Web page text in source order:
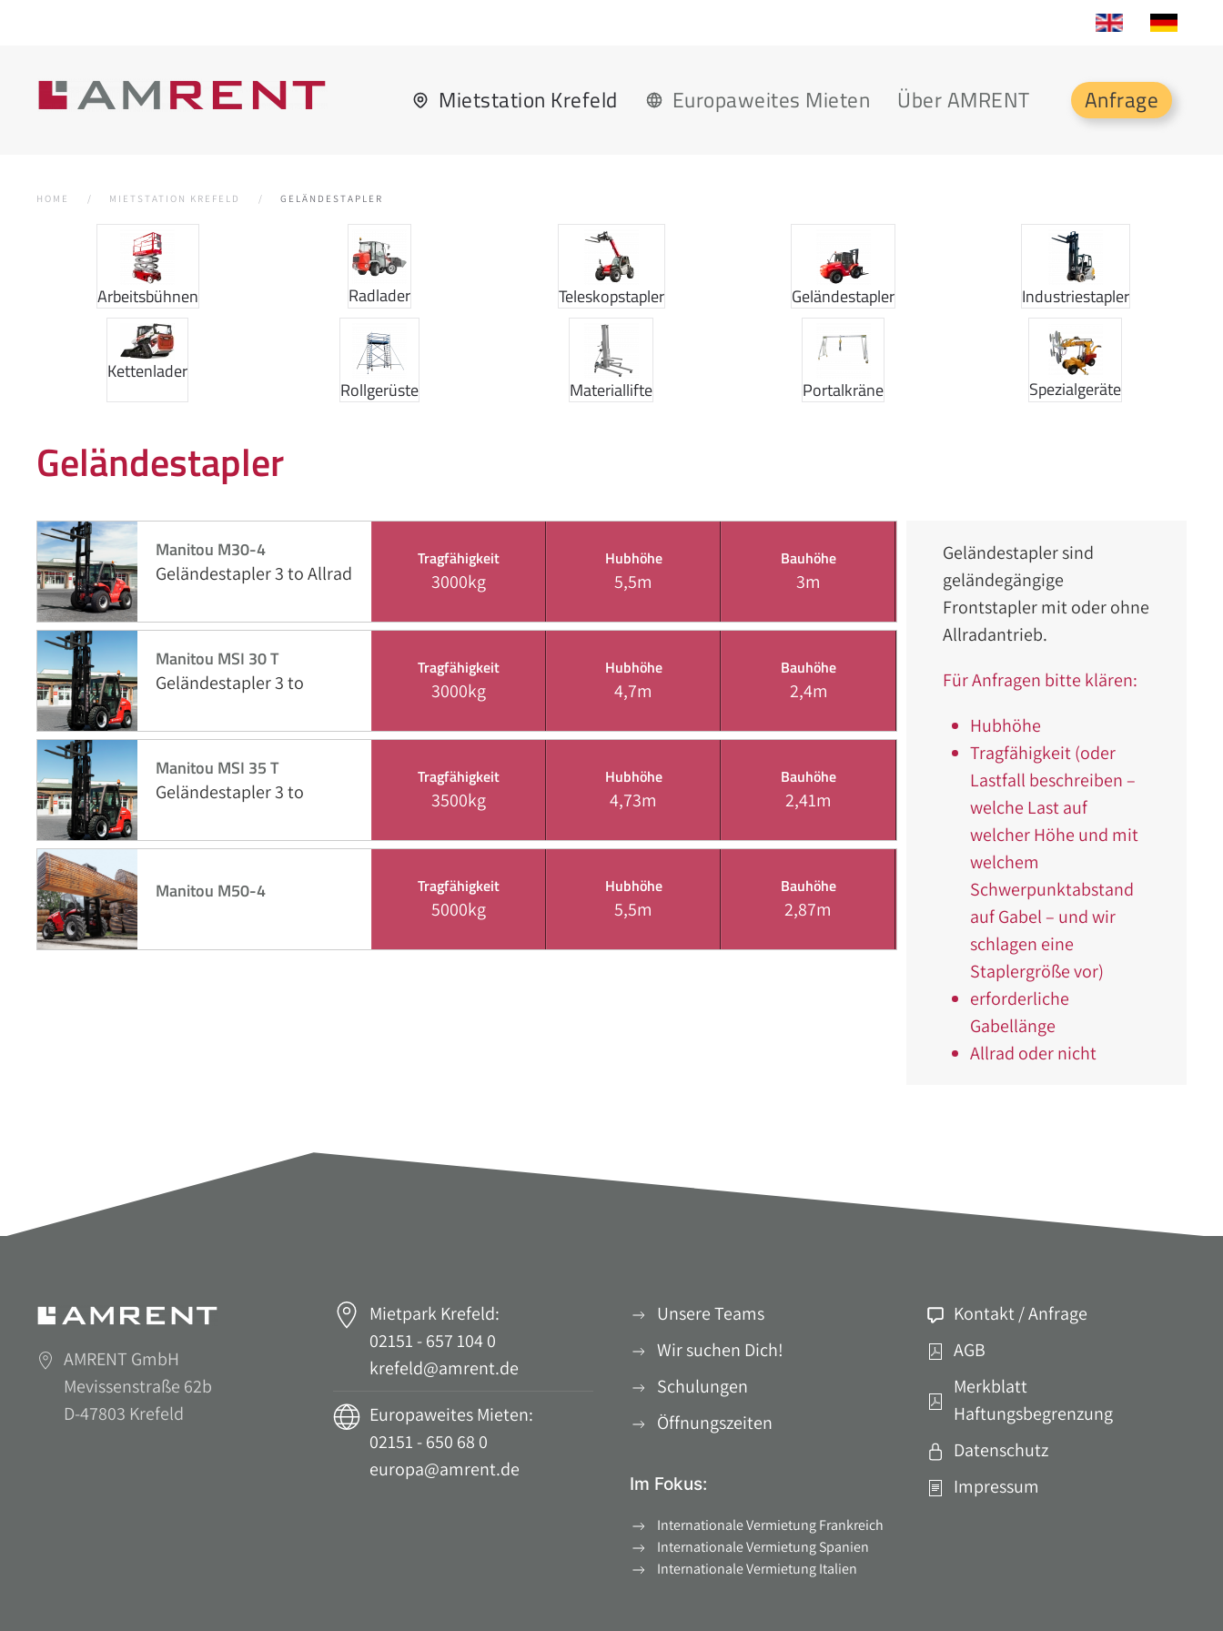
Mietstation Krefeld Europaweites Mieten Über AMRENT Anfrage
HOME MIETSTATION KREFELD GELÄNDESTAPLER
Arbeitsbühnen Radlader Teleskopstapler Geländestapler Industriestapler
Kettenlader
Rollgerüste Materiallifte Portalkräne Spezialgeräte
Geländestapler
Manitou M30-4
Geländestapler 3 to Allrad
Tragfähigkeit
3000kg
Hubhöhe
5,5m
Bauhöhe
3m
Manitou MSI 30 T
Geländestapler 3 to
Tragfähigkeit
3000kg
Hubhöhe
4,7m
Bauhöhe
2,4m
Manitou MSI 35 T
Geländestapler 3 to
Tragfähigkeit
3500kg
Hubhöhe
4,73m
Bauhöhe
2,41m
Manitou M50-4 Tragfähigkeit
5000kg
Hubhöhe
5,5m
Bauhöhe
2,87m
Geländestapler sind
geländegängige
Frontstapler mit oder ohne
Allradantrieb.
Für Anfragen bitte klären:
Hubhöhe
Tragfähigkeit (oder
Lastfall beschreiben –
welche Last auf
welcher Höhe und mit
welchem
Schwerpunktabstand
auf Gabel – und wir
schlagen eine
Staplergröße vor)
erforderliche
Gabellänge
Allrad oder nicht
AMRENT GmbH
Mevissenstraße 62b
D-47803 Krefeld
Mietpark Krefeld:
02151 - 657 104 0
krefeld@amrent.de
Europaweites Mieten:
02151 - 650 68 0
europa@amrent.de
Unsere Teams
Wir suchen Dich!
Schulungen
Öffnungszeiten
Im Fokus:
Internationale Vermietung Frankreich
Internationale Vermietung Spanien
Internationale Vermietung Italien
Kontakt / Anfrage
AGB
Merkblatt
Haftungsbegrenzung
Datenschutz
Impressum